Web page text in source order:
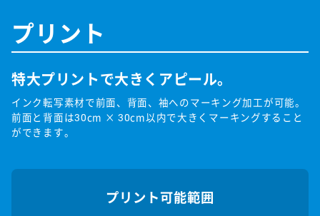
プリント
特大プリントで大きくアピール。
インク転写素材で前面、背面、袖へのマーキング加工が可能。
前面と背面は30cm × 30cm以内で大きくマーキングすること
ができます。
プリント可能範囲